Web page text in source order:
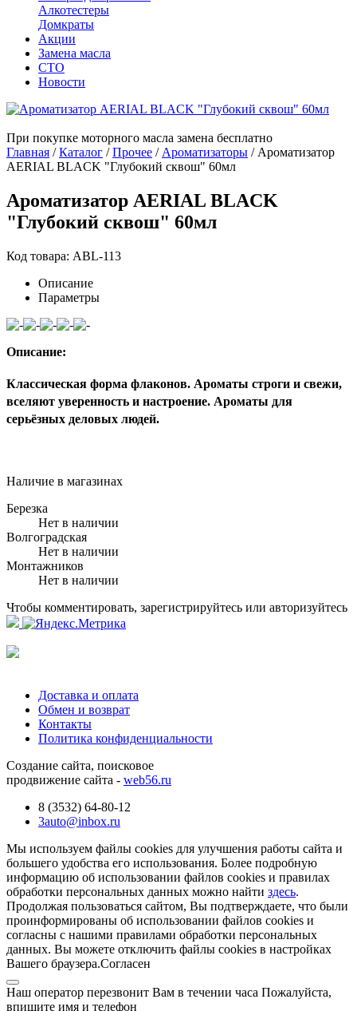
Алкотестеры
Домкраты
Акции
Замена масла
СТО
Новости
При покупке моторного масла замена бесплатно
Главная /Каталог /Прочее / Ароматизаторы / Ароматизатор
AERIAL BLACK "Глубокий сквош" 60мл
Ароматизатор AERIAL BLACK
"Глубокий сквош" 60мл
Код товара: ABL-113
Описание
Параметры
Описание:
Классическая форма флаконов. Ароматы строги и свежи,
вселяют уверенность и настроение. Ароматы для
серьёзных деловых людей.
Наличие в магазинах
Березка
Нет в наличии
Волгоградская
Нет в наличии
Монтажников
Нет в наличии
Чтобы комментировать, зарегистрируйтесь или авторизуйтесь
Доставка и оплата
Обмен и возврат
Контакты
Политика конфиденциальности
Создание сайта, поисковое
продвижение сайта - web56.ru
8 (3532) 64-80-12
3auto@inbox.ru
Мы используем файлы cookies для улучшения работы сайта и
большего удобства его использования. Более подробную
информацию об использовании файлов cookies и правилах
обработки персональных данных можно найти здесь.
Продолжая пользоваться сайтом, Вы подтверждаете, что были
проинформированы об использовании файлов cookies и
согласны с нашими правилами обработки персональных
данных. Вы можете отключить файлы cookies в настройках
Вашего браузера.Согласен
Наш оператор перезвонит Вам в течении часа Пожалуйста,
впишите имя и телефон